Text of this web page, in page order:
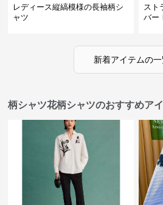
レディース縦縞模様の長袖柄シ
ャツ
スト
バー
新着アイテムの
柄シャツ花柄シャツのおすすめア